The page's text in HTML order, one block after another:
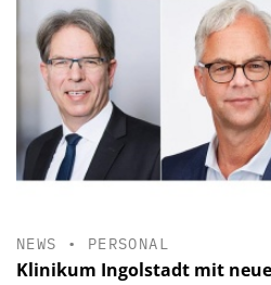
NEWS • PERSONAL
Klinikum Ingolstadt mit